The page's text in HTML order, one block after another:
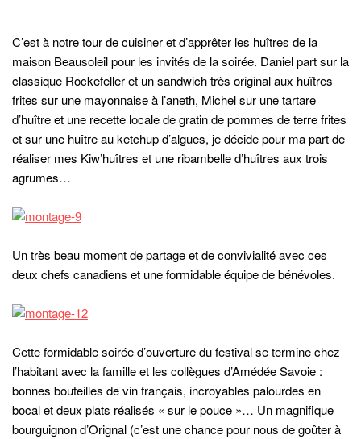
C’est à notre tour de cuisiner et d’apprêter les huîtres de la
maison Beausoleil pour les invités de la soirée. Daniel part sur la
classique Rockefeller et un sandwich très original aux huîtres
frites sur une mayonnaise à l’aneth, Michel sur une tartare
d’huître et une recette locale de gratin de pommes de terre frites
et sur une huître au ketchup d’algues, je décide pour ma part de
réaliser mes Kiw’huîtres et une ribambelle d’huîtres aux trois
agrumes…
Un très beau moment de partage et de convivialité avec ces
deux chefs canadiens et une formidable équipe de bénévoles.
Cette formidable soirée d’ouverture du festival se termine chez
l’habitant avec la famille et les collègues d’Amédée Savoie :
bonnes bouteilles de vin français, incroyables palourdes en
bocal et deux plats réalisés « sur le pouce »… Un magnifique
bourguignon d’Orignal (c’est une chance pour nous de goûter à